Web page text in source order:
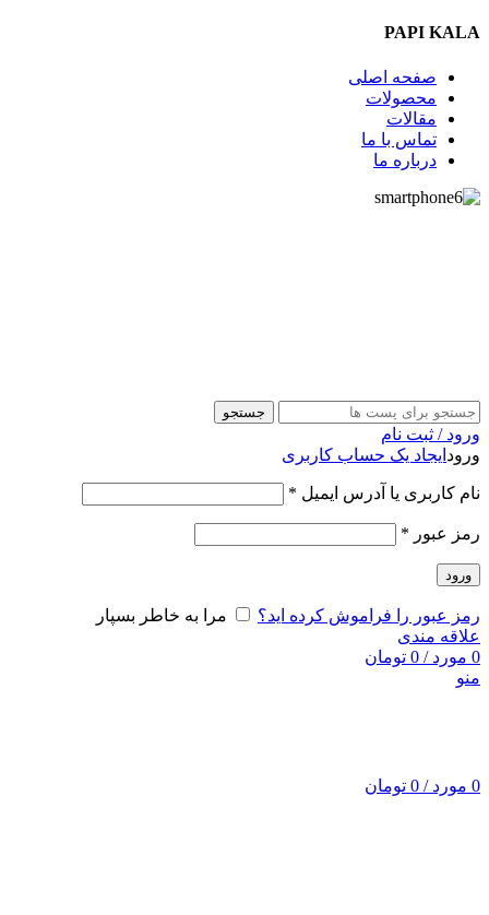
PAPI KALA
صفحه اصلی
محصولات
مقالات
تماس با ما
درباره ما
جستجو
ورود / ثبت نام
ورود ایجاد یک حساب کاربری
نام کاربری یا آدرس ایمیل *
رمز عبور *
ورود
رمز عبور را فراموش کرده اید؟
مرا به خاطر بسپار
علاقه مندی
0 مورد /
0 تومان
منو
0 مورد /
0 تومان